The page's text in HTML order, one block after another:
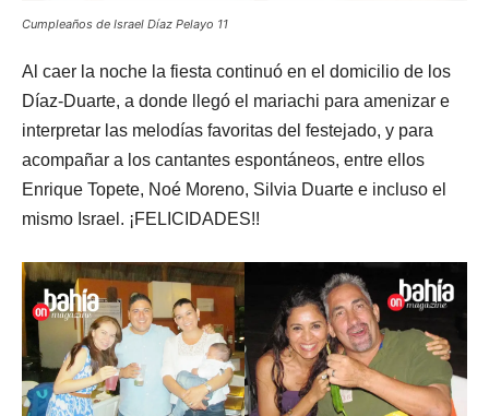
Cumpleaños de Israel Díaz Pelayo 11
Al caer la noche la fiesta continuó en el domicilio de los
Díaz-Duarte, a donde llegó el mariachi para amenizar e
interpretar las melodías favoritas del festejado, y para
acompañar a los cantantes espontáneos, entre ellos
Enrique Topete, Noé Moreno, Silvia Duarte e incluso el
mismo Israel. ¡FELICIDADES!!